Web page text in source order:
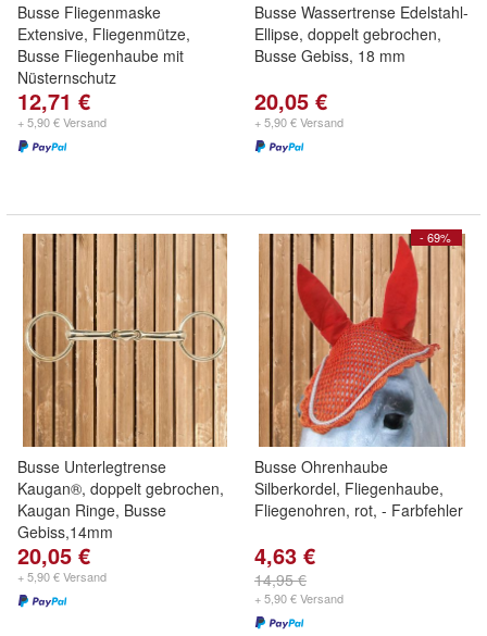
Busse Fliegenmaske
Extensive, Fliegenmütze,
Busse Fliegenhaube mit
Nüsternschutz
12,71 €
+ 5,90 € Versand
Busse Wassertrense Edelstahl-
Ellipse, doppelt gebrochen,
Busse Gebiss, 18 mm
20,05 €
+ 5,90 € Versand
Busse Unterlegtrense
Kaugan®, doppelt gebrochen,
Kaugan Ringe, Busse
Gebiss,14mm
20,05 €
+ 5,90 € Versand
- 69%
Busse Ohrenhaube
Silberkordel, Fliegenhaube,
Fliegenohren, rot, - Farbfehler
4,63 €
14,95 €
+ 5,90 € Versand